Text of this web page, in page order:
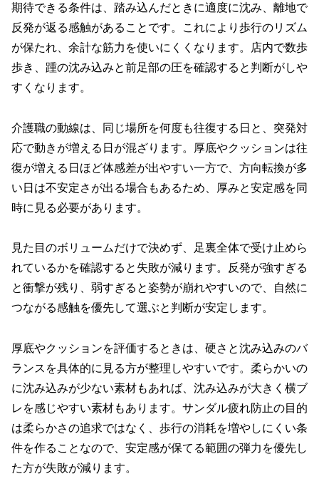
期待できる条件は、踏み込んだときに適度に沈み、離地で
反発が返る感触があることです。これにより歩行のリズム
が保たれ、余計な筋力を使いにくくなります。店内で数歩
歩き、踵の沈み込みと前足部の圧を確認すると判断がしや
すくなります。
介護職の動線は、同じ場所を何度も往復する日と、突発対
応で動きが増える日が混ざります。厚底やクッションは往
復が増える日ほど体感差が出やすい一方で、方向転換が多
い日は不安定さが出る場合もあるため、厚みと安定感を同
時に見る必要があります。
見た目のボリュームだけで決めず、足裏全体で受け止めら
れているかを確認すると失敗が減ります。反発が強すぎる
と衝撃が残り、弱すぎると姿勢が崩れやすいので、自然に
つながる感触を優先して選ぶと判断が安定します。
厚底やクッションを評価するときは、硬さと沈み込みのバ
ランスを具体的に見る方が整理しやすいです。柔らかいの
に沈み込みが少ない素材もあれば、沈み込みが大きく横ブ
レを感じやすい素材もあります。サンダル疲れ防止の目的
は柔らかさの追求ではなく、歩行の消耗を増やしにくい条
件を作ることなので、安定感が保てる範囲の弾力を優先し
た方が失敗が減ります。